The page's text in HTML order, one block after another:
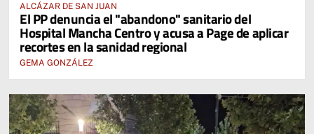
ALCÁZAR DE SAN JUAN
El PP denuncia el "abandono" sanitario del
Hospital Mancha Centro y acusa a Page de aplicar
recortes en la sanidad regional
GEMA GONZÁLEZ